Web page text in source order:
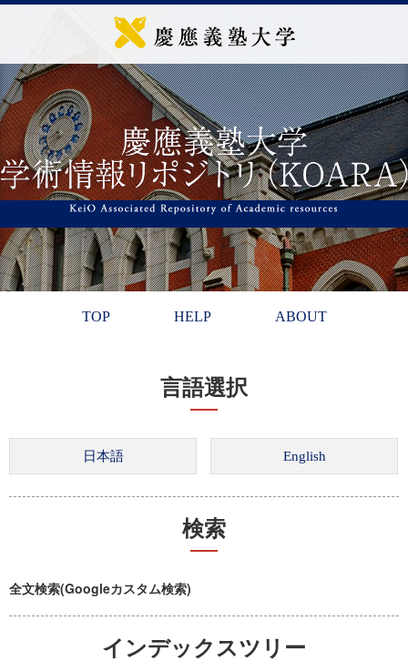
TOP HELP ABOUT
言語選択
検索
全文検索(Googleカスタム検索)
インデックスツリー